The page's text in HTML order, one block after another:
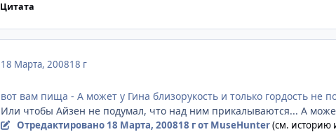
Цитата
18 Марта, 200818 г
вот вам пища - А может у Гина близорукость и только гордость не
Или чтобы Айзен не подумал, что над ним прикалываются... А
Отредактировано 18 Марта, 200818 гот MuseHunter(см. историю